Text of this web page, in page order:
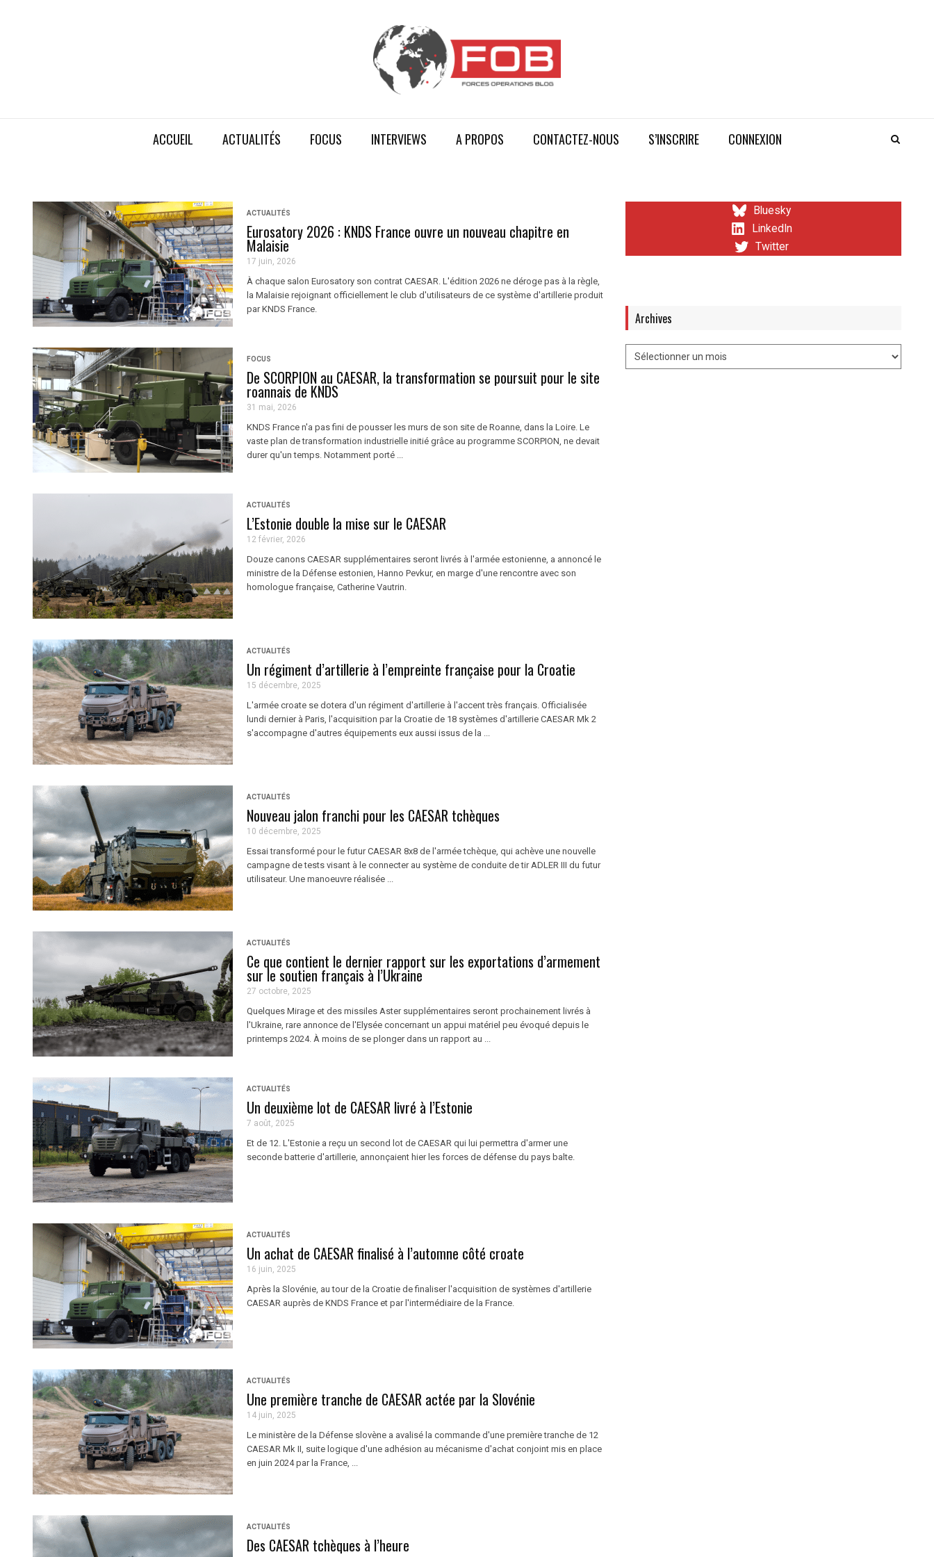
ACCUEIL ACTUALITÉS FOCUS INTERVIEWS A PROPOS CONTACTEZ-NOUS S’INSCRIRE CONNEXION
ACTUALITÉS
Eurosatory 2026 : KNDS France ouvre un nouveau chapitre en
Malaisie
17 juin, 2026
À chaque salon Eurosatory son contrat CAESAR. L'édition 2026 ne déroge pas à la règle,
la Malaisie rejoignant officiellement le club d'utilisateurs de ce système d'artillerie produit
par KNDS France.
FOCUS
De SCORPION au CAESAR, la transformation se poursuit pour le site
roannais de KNDS
31 mai, 2026
KNDS France n'a pas fini de pousser les murs de son site de Roanne, dans la Loire. Le
vaste plan de transformation industrielle initié grâce au programme SCORPION, ne devait
durer qu'un temps. Notamment porté ...
ACTUALITÉS
L’Estonie double la mise sur le CAESAR
12 février, 2026
Douze canons CAESAR supplémentaires seront livrés à l'armée estonienne, a annoncé le
ministre de la Défense estonien, Hanno Pevkur, en marge d'une rencontre avec son
homologue française, Catherine Vautrin.
ACTUALITÉS
Un régiment d’artillerie à l’empreinte française pour la Croatie
15 décembre, 2025
L'armée croate se dotera d'un régiment d'artillerie à l'accent très français. Officialisée
lundi dernier à Paris, l'acquisition par la Croatie de 18 systèmes d'artillerie CAESAR Mk 2
s'accompagne d'autres équipements eux aussi issus de la ...
ACTUALITÉS
Nouveau jalon franchi pour les CAESAR tchèques
10 décembre, 2025
Essai transformé pour le futur CAESAR 8x8 de l'armée tchèque, qui achève une nouvelle
campagne de tests visant à le connecter au système de conduite de tir ADLER III du futur
utilisateur. Une manoeuvre réalisée ...
ACTUALITÉS
Ce que contient le dernier rapport sur les exportations d’armement
sur le soutien français à l’Ukraine
27 octobre, 2025
Quelques Mirage et des missiles Aster supplémentaires seront prochainement livrés à
l'Ukraine, rare annonce de l'Elysée concernant un appui matériel peu évoqué depuis le
printemps 2024. À moins de se plonger dans un rapport au ...
ACTUALITÉS
Un deuxième lot de CAESAR livré à l’Estonie
7 août, 2025
Et de 12. L'Estonie a reçu un second lot de CAESAR qui lui permettra d'armer une
seconde batterie d'artillerie, annonçaient hier les forces de défense du pays balte.
ACTUALITÉS
Un achat de CAESAR finalisé à l’automne côté croate
16 juin, 2025
Après la Slovénie, au tour de la Croatie de finaliser l'acquisition de systèmes d'artillerie
CAESAR auprès de KNDS France et par l'intermédiaire de la France.
ACTUALITÉS
Une première tranche de CAESAR actée par la Slovénie
14 juin, 2025
Le ministère de la Défense slovène a avalisé la commande d'une première tranche de 12
CAESAR Mk II, suite logique d'une adhésion au mécanisme d'achat conjoint mis en place
en juin 2024 par la France, ...
ACTUALITÉS
Des CAESAR tchèques à l’heure
Bluesky
LinkedIn
Twitter
Archives